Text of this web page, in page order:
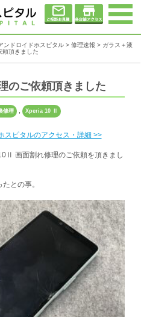
ンドロイドホスピタル > 修理速報 > ガラス＋液
頂きました
のご依頼頂きました
修理 , Xperia 10 Ⅱ
スピタルのアクセス・詳細 >>
画面割れ修理のご依頼を頂きまし
との事。